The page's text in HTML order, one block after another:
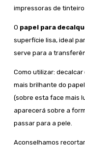
impressoras de
O papel para
superfície lisa, ideal
serve para a
Como utilizar:
mais brilhante do
(sobre esta face mais
aparecerá sobre a
passar para a pele.
Aconselhamos